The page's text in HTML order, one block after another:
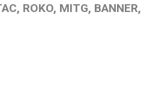
ROKO, MITG,